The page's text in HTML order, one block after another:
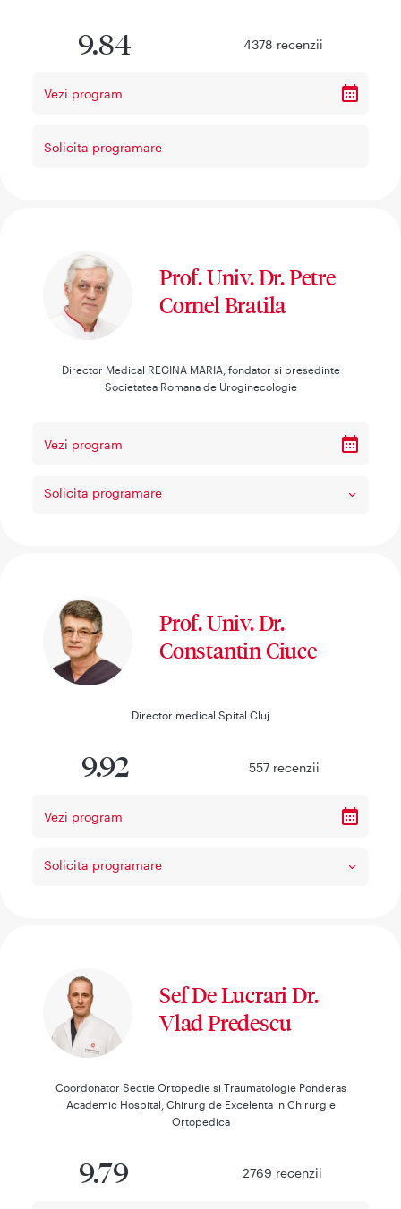
9.84 4378 recenzii
Vezi program
Solicita programare
Prof. Univ. Dr. Petre
Cornel Bratila
Director Medical REGINA MARIA, fondator si presedinte
Societatea Romana de Uroginecologie
Vezi program
Solicita programare
Prof. Univ. Dr.
Constantin Ciuce
Director medical Spital Cluj
9.92 557 recenzii
Vezi program
Solicita programare
Sef De Lucrari Dr.
Vlad Predescu
Coordonator Sectie Ortopedie si Traumatologie Ponderas
Academic Hospital, Chirurg de Excelenta in Chirurgie
Ortopedica
9.79 2769 recenzii